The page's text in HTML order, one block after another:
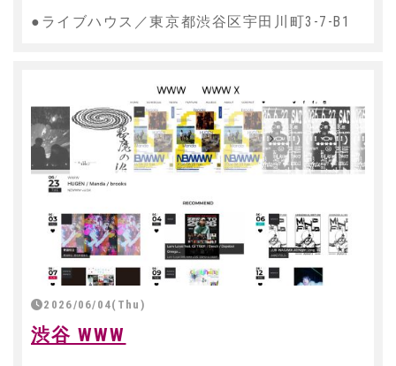
●ライブハウス／東京都渋谷区宇田川町3-7-B1
2026/06/04(Thu)
渋谷 WWW